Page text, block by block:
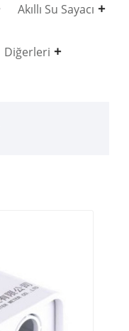
Akıllı Su Sayacı
Diğerleri